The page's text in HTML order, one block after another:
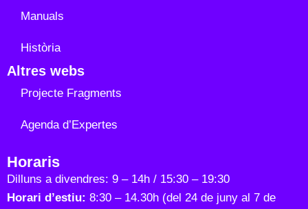
Manuals
Història
Altres webs
Projecte Fragments
Agenda d’Expertes
Horaris
Dilluns a divendres: 9 – 14h / 15:30 – 19:30
Horari d’estiu: 8:30 – 14.30h (del 24 de juny al 7 de